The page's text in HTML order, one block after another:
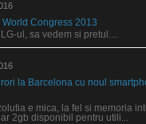
World Congress 2013
ul, sa vedem si pretul....
la Barcelona cu noul
e mica, la fel si memoria
2gb disponibil pentru utili...